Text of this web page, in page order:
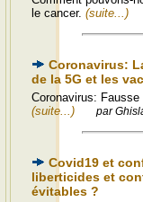
le cancer. (suite...)
Coronavirus:
de la 5G et les
Coronavirus:
(suite...)
par
Covid19 et
liberticides et
évitables ?